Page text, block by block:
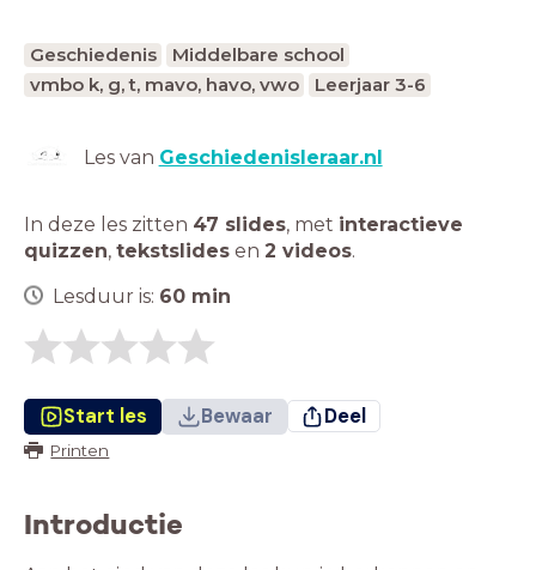
Geschiedenis
Middelbare school
vmbo k, g, t, mavo, havo, vwo
Leerjaar 3-6
Les van Geschiedenisleraar.nl
In deze les zitten 47 slides, met interactieve
quizzen, tekstslides en 2 videos.
Lesduur is: 60 min
Start les Bewaar Deel
Printen
Introductie